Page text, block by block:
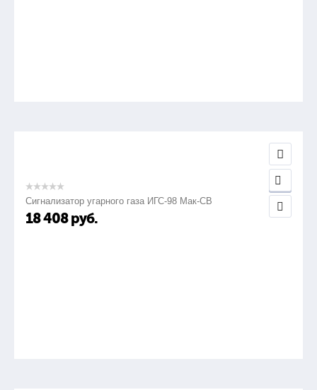
Сигнализатор угарного газа ИГС-98 Мак-СВ
18 408 руб.